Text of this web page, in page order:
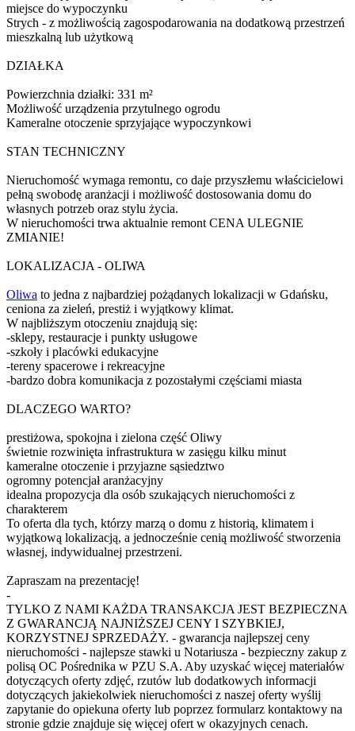
miejsce do wypoczynku
Strych - z możliwością zagospodarowania na dodatkową przestrzeń
mieszkalną lub użytkową
DZIAŁKA
Powierzchnia działki: 331 m²
Możliwość urządzenia przytulnego ogrodu
Kameralne otoczenie sprzyjające wypoczynkowi
STAN TECHNICZNY
Nieruchomość wymaga remontu, co daje przyszłemu właścicielowi
pełną swobodę aranżacji i możliwość dostosowania domu do
własnych potrzeb oraz stylu życia.
W nieruchomości trwa aktualnie remont CENA ULEGNIE
ZMIANIE!
LOKALIZACJA - OLIWA
Oliwa to jedna z najbardziej pożądanych lokalizacji w Gdańsku,
ceniona za zieleń, prestiż i wyjątkowy klimat.
W najbliższym otoczeniu znajdują się:
-sklepy, restauracje i punkty usługowe
-szkoły i placówki edukacyjne
-tereny spacerowe i rekreacyjne
-bardzo dobra komunikacja z pozostałymi częściami miasta
DLACZEGO WARTO?
prestiżowa, spokojna i zielona część Oliwy
świetnie rozwinięta infrastruktura w zasięgu kilku minut
kameralne otoczenie i przyjazne sąsiedztwo
ogromny potencjał aranżacyjny
idealna propozycja dla osób szukających nieruchomości z
charakterem
To oferta dla tych, którzy marzą o domu z historią, klimatem i
wyjątkową lokalizacją, a jednocześnie cenią możliwość stworzenia
własnej, indywidualnej przestrzeni.
Zapraszam na prezentację!
-
TYLKO Z NAMI KAŻDA TRANSAKCJA JEST BEZPIECZNA
Z GWARANCJĄ NAJNIŻSZEJ CENY I SZYBKIEJ,
KORZYSTNEJ SPRZEDAŻY. - gwarancja najlepszej ceny
nieruchomości - najlepsze stawki u Notariusza - bezpieczny zakup z
polisą OC Pośrednika w PZU S.A. Aby uzyskać więcej materiałów
dotyczących oferty zdjęć, rzutów lub dodatkowych informacji
dotyczących jakiekolwiek nieruchomości z naszej oferty wyślij
zapytanie do opiekuna oferty lub poprzez formularz kontaktowy na
stronie gdzie znajduje się więcej ofert w okazyjnych cenach.